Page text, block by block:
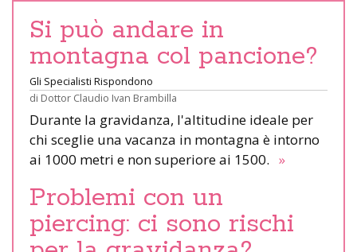
Si può andare in
montagna col pancione?
Gli Specialisti Rispondono
di Dottor Claudio Ivan Brambilla
Durante la gravidanza, l'altitudine ideale per
chi sceglie una vacanza in montagna è intorno
ai 1000 metri e non superiore ai 1500. »
Problemi con un
piercing: ci sono rischi